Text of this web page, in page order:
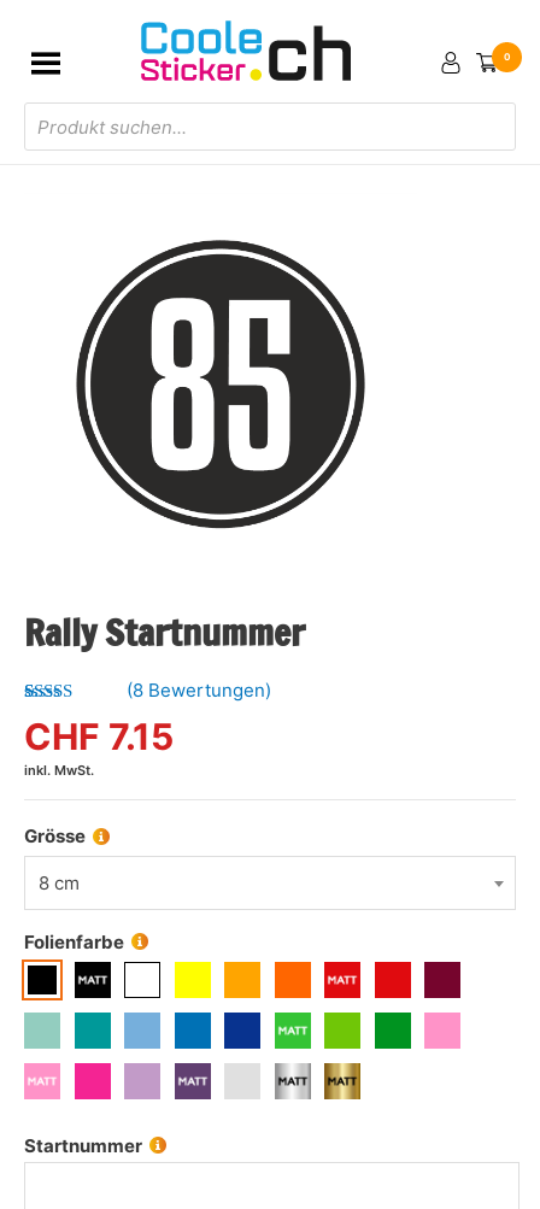
Products
search
0
Rally Startnummer
5.00 von 5,
basierend
auf
(8 Bewertungen)
CHF 7.15
inkl. MwSt.
Grösse
8 cm
Folienfarbe
Startnummer